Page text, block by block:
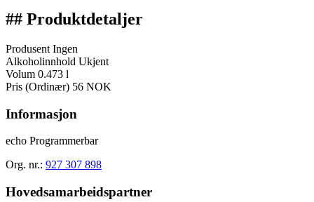
## Produktdetaljer
Produsent Ingen
Alkoholinnhold Ukjent
Volum 0.473 l
Pris (Ordinær) 56 NOK
Informasjon
echo Programmerbar
Org. nr.: 927 307 898
Hovedsamarbeidspartner